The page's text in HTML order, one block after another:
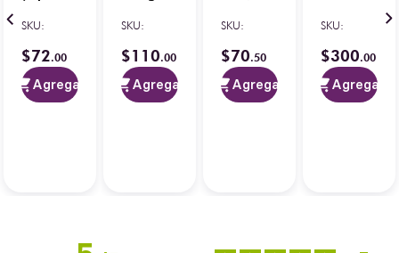
SKU:
$72.00
Agregar
X 24 g)
SKU:
$110.00
Agregar
5.1 g
SKU:
$70.50
Agregar
(12 pz)
SKU:
$300.00
Agregar